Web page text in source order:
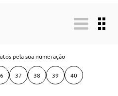
pela sua numeração
37 38 39 40